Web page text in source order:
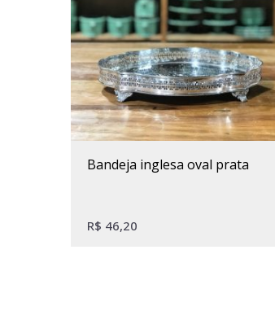
bandeja inglesa oval prata
R$ 46,20